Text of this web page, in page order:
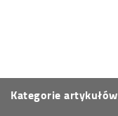
Kategorie artykułów